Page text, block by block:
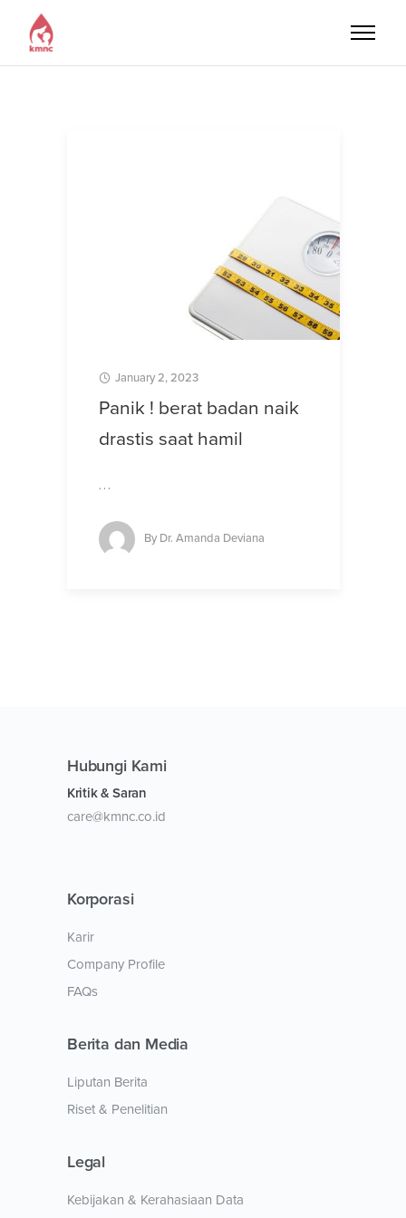
January 2, 2023
Panik ! berat badan naik
drastis saat hamil
…
ByDr. Amanda Deviana
Hubungi Kami
Kritik & Saran
care@kmnc.co.id
Korporasi
Karir
Company Profile
FAQs
Berita dan Media
Liputan Berita
Riset & Penelitian
Legal
Kebijakan & Kerahasiaan Data